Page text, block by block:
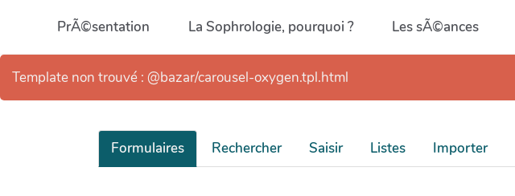
Aller au contenu principal
PrÃ©sentation La Sophrologie, pourquoi ? Les sÃ©ances
Template non trouvé : @bazar/carousel-oxygen.tpl.html
Formulaires Rechercher Saisir Listes Importer